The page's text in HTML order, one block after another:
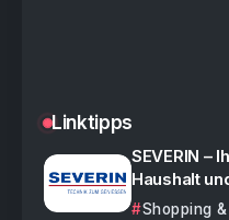
Linktipps
SEVERIN –
Haushalt
Shopping &